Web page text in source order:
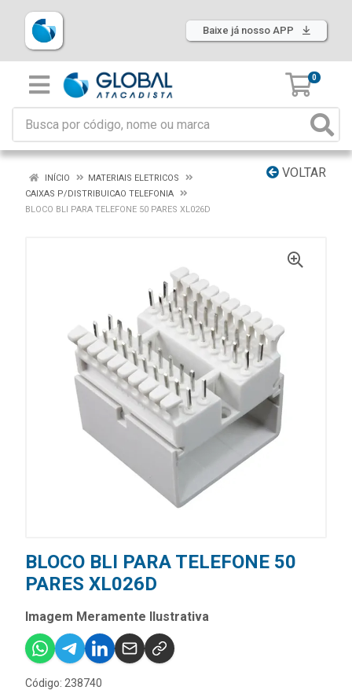
Baixe já nosso APP
0
VOLTAR
INÍCIO
MATERIAIS ELETRICOS
CAIXAS P/DISTRIBUICAO TELEFONIA
BLOCO BLI PARA TELEFONE 50 PARES XL026D
BLOCO BLI PARA TELEFONE 50
PARES XL026D
Imagem Meramente Ilustrativa
Código: 238740